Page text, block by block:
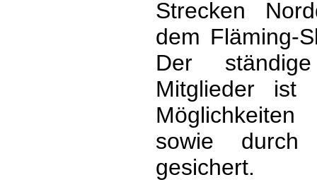
Strecken
dem Fläming-
Der
Mitglieder ist
sowie durch
gesichert.